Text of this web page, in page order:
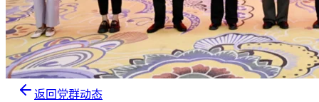
返回党群动态